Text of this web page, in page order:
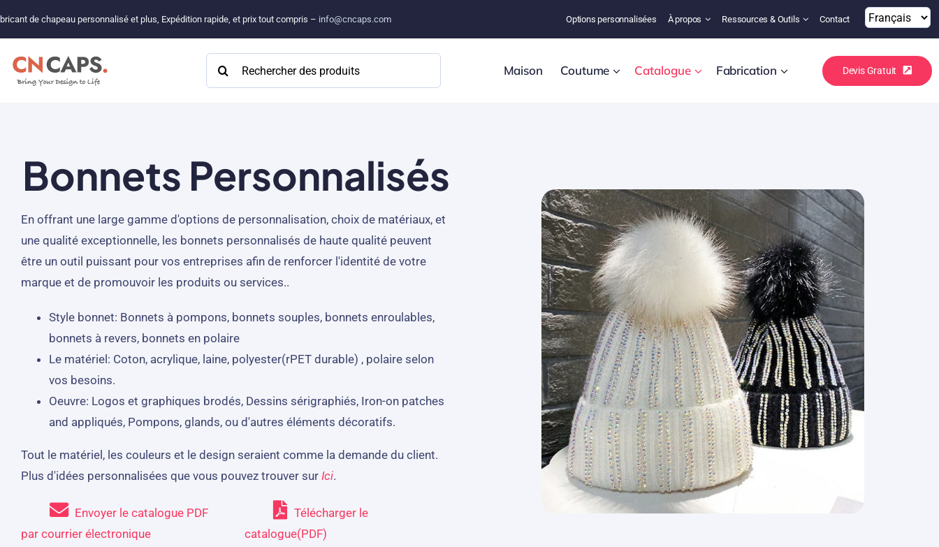
de chapeau personnalisé et plus, Expédition rapide, et prix tout compris – info@cncaps.com Options personnalisées À propos Ressources & Outils Contact
Rechercher: Maison Coutume Catalogue Fabrication Devis Gratuit
Bonnets Personnalisés
En offrant une large gamme d'options de personnalisation, choix de matériaux, et
une qualité exceptionnelle, les bonnets personnalisés de haute qualité peuvent
être un outil puissant pour vos entreprises afin de renforcer l'identité de votre
marque et de promouvoir les produits ou services..
Style bonnet: Bonnets à pompons, bonnets souples, bonnets enroulables,
bonnets à revers, bonnets en polaire
Le matériel: Coton, acrylique, laine, polyester(rPET durable) , polaire selon
vos besoins.
Oeuvre: Logos et graphiques brodés, Dessins sérigraphiés, Iron-on patches
and appliqués, Pompons, glands, ou d'autres éléments décoratifs.
Tout le matériel, les couleurs et le design seraient comme la demande du client.
Plus d'idées personnalisées que vous pouvez trouver sur Ici.
Envoyer le catalogue PDF
par courrier électronique
Télécharger le
catalogue(PDF)